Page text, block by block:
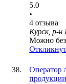
5.0
•
4 отзыва
Курск, р-
Можно
Оператор
продукции